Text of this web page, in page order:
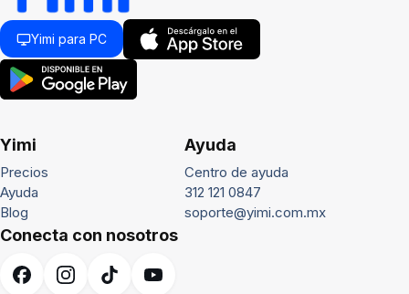
Yimi para PC
Yimi
Precios
Ayuda
Blog
Ayuda
Centro de ayuda
312 121 0847
soporte@yimi.com.mx
Conecta con nosotros